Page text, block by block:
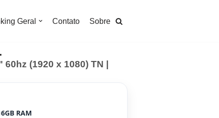
Geral Contato Sobre
(1920 x 1080) TN |
RAM